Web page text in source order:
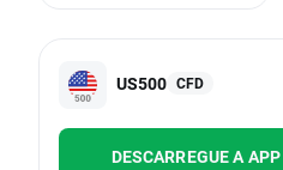
US500 CFD
DESCARREGUE A